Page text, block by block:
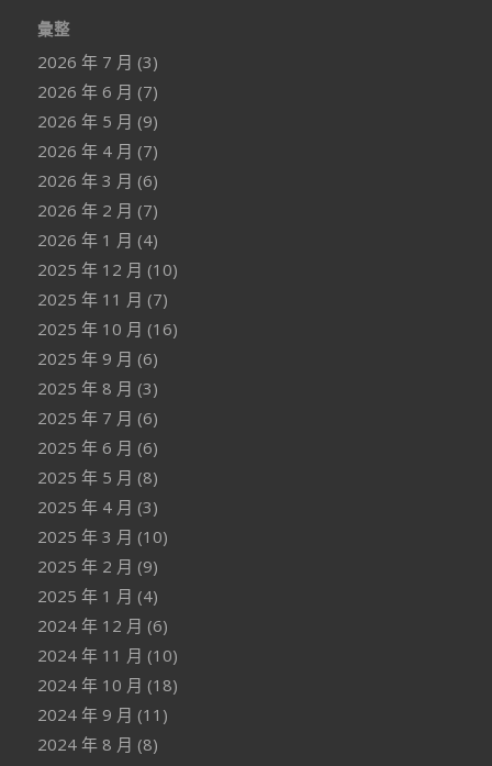
彙整
2026 年 7 月 (3)
2026 年 6 月 (7)
2026 年 5 月 (9)
2026 年 4 月 (7)
2026 年 3 月 (6)
2026 年 2 月 (7)
2026 年 1 月 (4)
2025 年 12 月 (10)
2025 年 11 月 (7)
2025 年 10 月 (16)
2025 年 9 月 (6)
2025 年 8 月 (3)
2025 年 7 月 (6)
2025 年 6 月 (6)
2025 年 5 月 (8)
2025 年 4 月 (3)
2025 年 3 月 (10)
2025 年 2 月 (9)
2025 年 1 月 (4)
2024 年 12 月 (6)
2024 年 11 月 (10)
2024 年 10 月 (18)
2024 年 9 月 (11)
2024 年 8 月 (8)